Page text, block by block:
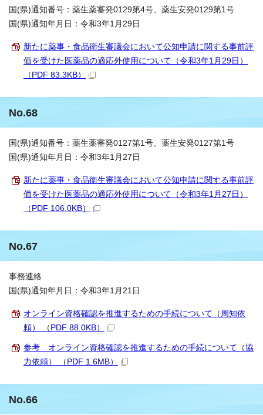
国(県)通知番号：薬生薬審発0129第4号、薬生安発0129第1号
国(県)通知年月日：令和3年1月29日
新たに薬事・食品衛生審議会において公知申請に関する事前評
価を受けた医薬品の適応外使用について（令和3年1月29日）
（PDF 83.3KB）
No.68
国(県)通知番号：薬生薬審発0127第1号、薬生安発0127第1号
国(県)通知年月日：令和3年1月27日
新たに薬事・食品衛生審議会において公知申請に関する事前評
価を受けた医薬品の適応外使用について（令和3年1月27日）
（PDF 106.0KB）
No.67
事務連絡
国(県)通知年月日：令和3年1月21日
オンライン資格確認を推進するための手続について（周知依
頼） （PDF 88.0KB）
参考 オンライン資格確認を推進するための手続について（協
力依頼） （PDF 1.6MB）
No.66